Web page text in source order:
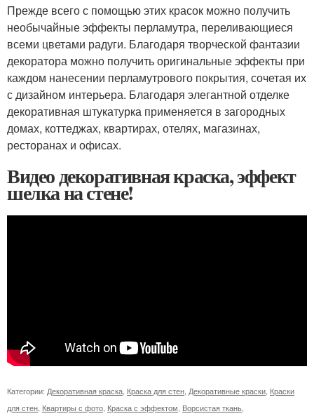
Прежде всего с помощью этих красок можно получить
необычайные эффекты перламутра, переливающиеся
всеми цветами радуги. Благодаря творческой фантазии
декоратора можно получить оригинальные эффекты при
каждом нанесении перламутрового покрытия, сочетая их
с дизайном интерьера. Благодаря элегантной отделке
декоративная штукатурка применяется в загородных
домах, коттеджах, квартирах, отелях, магазинах,
ресторанах и офисах.
Видео декоративная краска, эффект
шелка на стене!
Категории: Декоративная краска Краска для стен Декоративные краски Краски
для стен Квартиры с фото Краска с эффектом Ворсистая ткань